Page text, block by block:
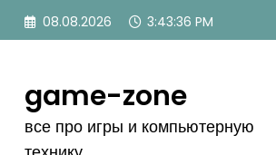
Перейти
08.08.2026 3:43:37 PM
game-zone
все про игры и компьютерную